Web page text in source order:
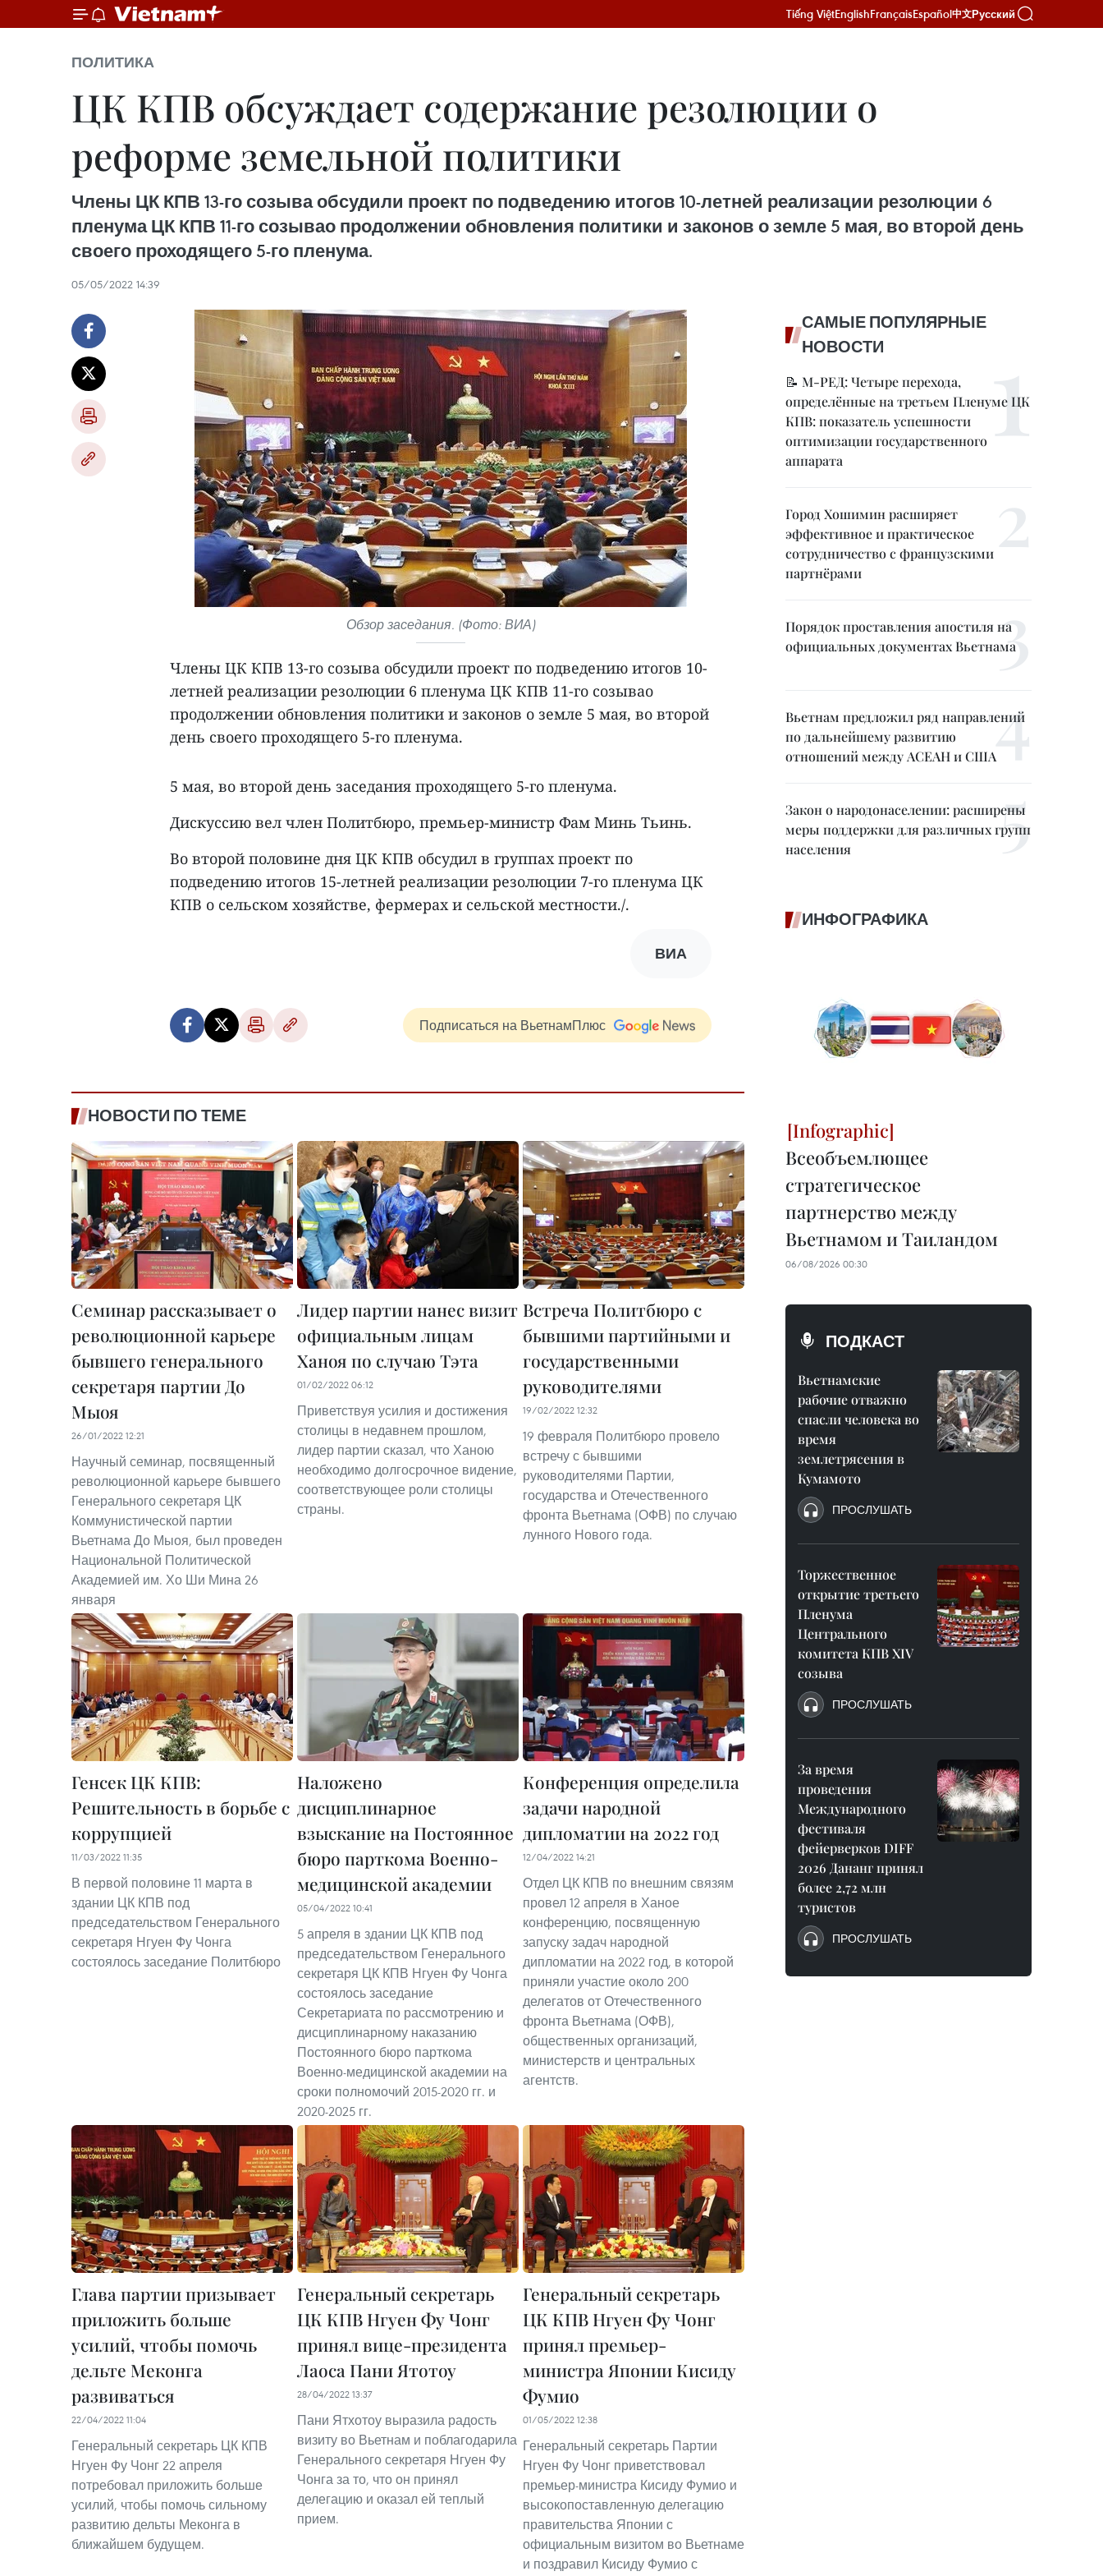
Tiếng ViệtEnglishFrançaisEspañol中文Русский
ПОЛИТИКА
ЦК КПВ обсуждает содержание резолюции о
реформе земельной политики
Члены ЦК КПВ 13-го созыва обсудили проект по подведению итогов 10-летней реализации резолюции 6
пленума ЦК КПВ 11-го созывао продолжении обновления политики и законов о земле 5 мая, во второй день
своего проходящего 5-го пленума.
05/05/2022 14:39
Обзор заседания. (Фото: ВИА)
Члены ЦК КПВ 13-го созыва обсудили проект по подведению итогов 10-
летней реализации резолюции 6 пленума ЦК КПВ 11-го созывао
продолжении обновления политики и законов о земле 5 мая, во второй
день своего проходящего 5-го пленума.
5 мая, во второй день заседания проходящего 5-го пленума.
Дискуссию вел член Политбюро, премьер-министр Фам Минь Тьинь.
Во второй половине дня ЦК КПВ обсудил в группах проект по
подведению итогов 15-летней реализации резолюции 7-го пленума ЦК
КПВ о сельском хозяйстве, фермерах и сельской местности./.
ВИА
Подписаться на ВьетнамПлюс
НОВОСТИ ПО ТЕМЕ
Семинар рассказывает о
революционной карьере
бывшего генерального
секретаря партии До
Мыоя
26/01/2022 12:21
Научный семинар, посвященный
революционной карьере бывшего
Генерального секретаря ЦК
Коммунистической партии
Вьетнама До Мыоя, был проведен
Национальной Политической
Академией им. Хо Ши Мина 26
января
Лидер партии нанес визит
официальным лицам
Ханоя по случаю Тэта
01/02/2022 06:12
Приветствуя усилия и достижения
столицы в недавнем прошлом,
лидер партии сказал, что Ханою
необходимо долгосрочное видение,
соответствующее роли столицы
страны.
Встреча Политбюро с
бывшими партийными и
государственными
руководителями
19/02/2022 12:32
19 февраля Политбюро провело
встречу с бывшими
руководителями Партии,
государства и Отечественного
фронта Вьетнама (ОФВ) по случаю
лунного Нового года.
Генсек ЦК КПВ:
Решительность в борьбе с
коррупцией
11/03/2022 11:35
В первой половине 11 марта в
здании ЦК КПВ под
председательством Генерального
секретаря Нгуен Фу Чонга
состоялось заседание Политбюро
Наложено
дисциплинарное
взыскание на Постоянное
бюро парткома Военно-
медицинской академии
05/04/2022 10:41
5 апреля в здании ЦК КПВ под
председательством Генерального
секретаря ЦК КПВ Нгуен Фу Чонга
состоялось заседание
Секретариата по рассмотрению и
дисциплинарному наказанию
Постоянного бюро парткома
Военно-медицинской академии на
сроки полномочий 2015-2020 гг. и
2020-2025 гг.
Конференция определила
задачи народной
дипломатии на 2022 год
12/04/2022 14:21
Отдел ЦК КПВ по внешним связям
провел 12 апреля в Ханое
конференцию, посвященную
запуску задач народной
дипломатии на 2022 год, в которой
приняли участие около 200
делегатов от Отечественного
фронта Вьетнама (ОФВ),
общественных организаций,
министерств и центральных
агентств.
Глава партии призывает
приложить больше
усилий, чтобы помочь
дельте Меконга
развиваться
22/04/2022 11:04
Генеральный секретарь ЦК КПВ
Нгуен Фу Чонг 22 апреля
потребовал приложить больше
усилий, чтобы помочь сильному
развитию дельты Меконга в
ближайшем будущем.
Генеральный секретарь
ЦК КПВ Нгуен Фу Чонг
принял вице-президента
Лаоса Пани Ятотоу
28/04/2022 13:37
Пани Ятхотоу выразила радость
визиту во Вьетнам и поблагодарила
Генерального секретаря Нгуен Фу
Чонга за то, что он принял
делегацию и оказал ей теплый
прием.
Генеральный секретарь
ЦК КПВ Нгуен Фу Чонг
принял премьер-
министра Японии Кисиду
Фумио
01/05/2022 12:38
Генеральный секретарь Партии
Нгуен Фу Чонг приветствовал
премьер-министра Кисиду Фумио и
высокопоставленную делегацию
правительства Японии с
официальным визитом во Вьетнаме
и поздравил Кисиду Фумио с
САМЫЕ ПОПУЛЯРНЫЕ
НОВОСТИ
📝 М-РЕД: Четыре перехода,
определённые на третьем Пленуме ЦК
КПВ: показатель успешности
оптимизации государственного
аппарата
Город Хошимин расширяет
эффективное и практическое
сотрудничество с французскими
партнёрами
Порядок проставления апостиля на
официальных документах Вьетнама
Вьетнам предложил ряд направлений
по дальнейшему развитию
отношений между АСЕАН и США
Закон о народонаселении: расширены
меры поддержки для различных групп
населения
ИНФОГРАФИКА
Всеобъемлющее
стратегическое
партнерство между
Вьетнамом и Таиландом
06/08/2026 00:30
ПОДКАСТ
Вьетнамские
рабочие отважно
спасли человека во
время
землетрясения в
Кумамото
ПРОСЛУШАТЬ
Торжественное
открытие третьего
Пленума
Центрального
комитета КПВ XIV
созыва
ПРОСЛУШАТЬ
За время
проведения
Международного
фестиваля
фейерверков DIFF
2026 Дананг принял
более 2,72 млн
туристов
ПРОСЛУШАТЬ